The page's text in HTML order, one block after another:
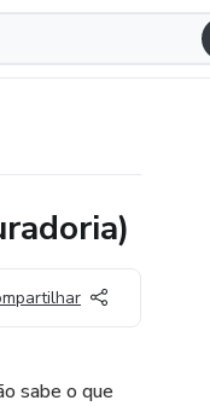
sabe o que